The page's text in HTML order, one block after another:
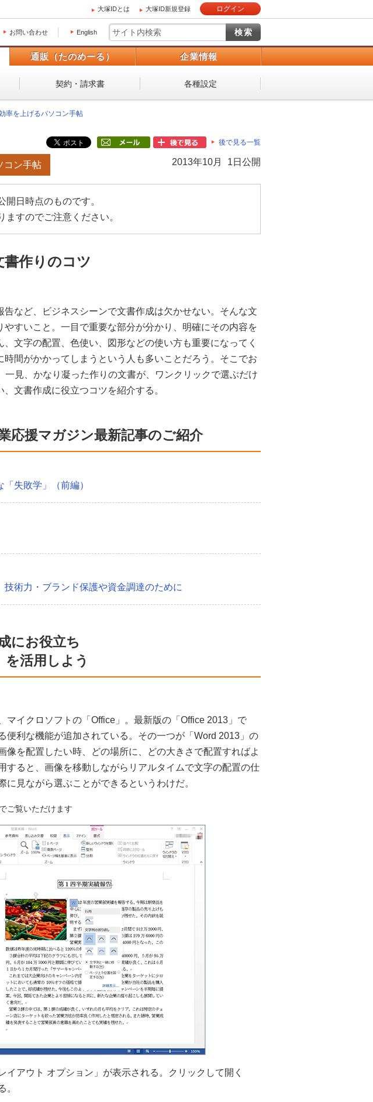
大塚IDとは 大塚ID新規登録 ログイン
お問い合わせ English
通販（たのめーる） 企業情報
契約・請求書 各種設定
率を上げるパソコン手帖
後で見る一覧
2013年10月 1日公開
コン手帖
開日時点のものです。
すのでご注意ください。
書作りのコツ
など、ビジネスシーンで文書作成は欠かせない。そんな文
すいこと。一目で重要な部分が分かり、明確にその内容を
文字の配置、色使い、図形などの使い方も重要になってく
間がかかってしまうという人も多いことだろう。そこでお
見、かなり凝った作りの文書が、ワンクリックで選ぶだけ
文書作成に役立つコツを紹介する。
応援マガジン最新記事のご紹介
失敗学」（前編）
術力・ブランド保護や資金調達のために
にお役立ち
活用しよう
マイクロソフトの「Office」。最新版の「Office 2013」で
便利な機能が追加されている。その一つが「Word 2013」の
像を配置したい時、どの場所に、どの大きさで配置すればよ
すると、画像を移動しながらリアルタイムで文字の配置の仕
見ながら選ぶことができるというわけだ。
ご覧いただけます
イアウト オプション」が表示される。クリックして開く
。